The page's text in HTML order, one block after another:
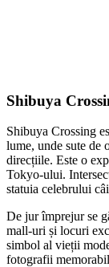
Shibuya
Shibuya Crossing
lume, unde sute de
direcțiile. Este o
Tokyo-ului.
statuia celebrului
De jur împrejur se
mall-uri și locuri
simbol al vieții
fotografii